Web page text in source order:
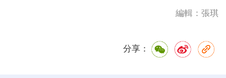
編輯：張琪
分享：